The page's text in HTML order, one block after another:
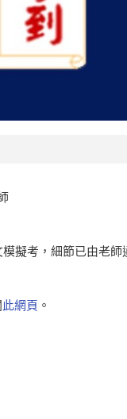
擬考，細節已由老師
此網頁 。